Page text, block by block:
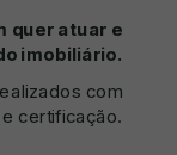
quer atuar e
imobiliário.
com
certificação.